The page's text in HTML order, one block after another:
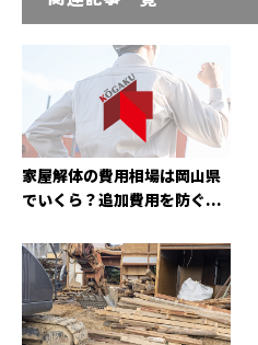
家屋解体の費用相場は岡山県
でいくら？追加費用を防ぐ...